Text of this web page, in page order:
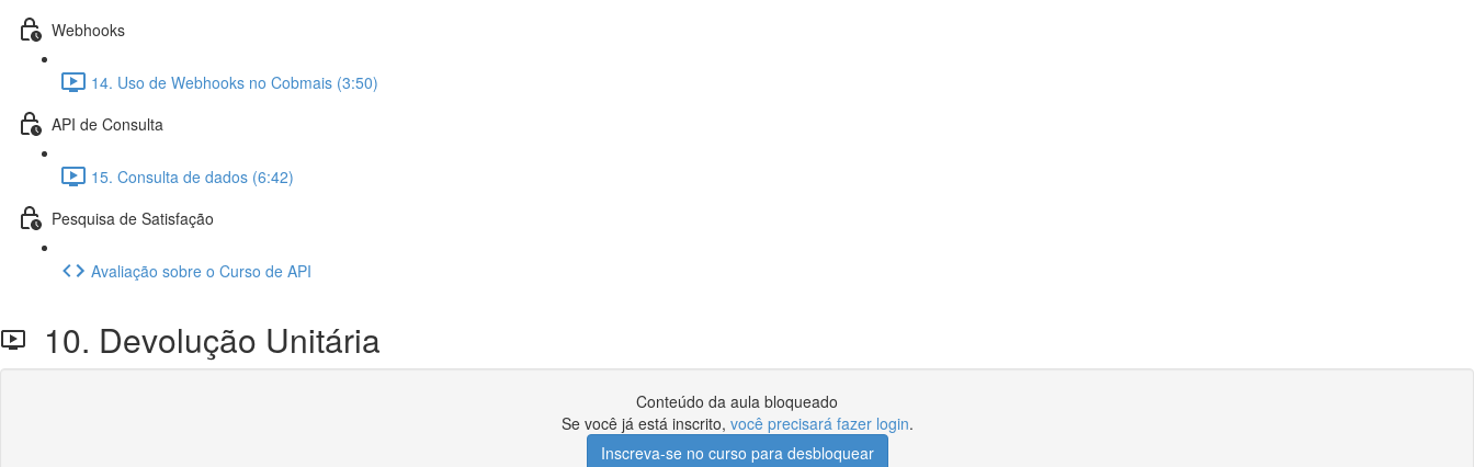
Webhooks
14. Uso de Webhooks no Cobmais (3:50)
API de Consulta
15. Consulta de dados (6:42)
Pesquisa de Satisfação
Avaliação sobre o Curso de API
10. Devolução Unitária
Conteúdo da aula bloqueado
Se você já está inscrito, você precisará fazer login.
Inscreva-se no curso para desbloquear